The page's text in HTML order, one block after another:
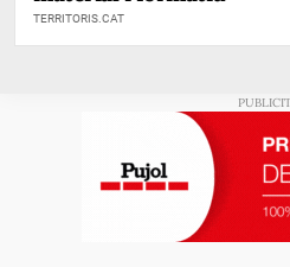
TERRITORIS.CAT